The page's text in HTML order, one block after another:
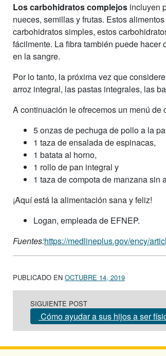
Los carbohidratos complejos incluyen
nueces, semillas y frutas. Estos
carbohidratos simples, estos
fácilmente. La fibra también puede
en la sangre.
Por lo tanto, la próxima vez que
arroz integral, las pastas integrales, las
A continuación le ofrecemos un menú
5 onzas de pechuga de pollo a la
1 taza de ensalada de espinacas,
1 batata al horno,
1 rollo de pan integral y
1 taza de compota de manzana sin
¡Aquí está la alimentación sana y feliz!
Logan, empleada de EFNEP.
Fuentes:https://medlineplus.gov/ency/
PUBLICADO EN OCTUBRE 14, 2019
Post navigation
SIGUIENTE POST
Cómo ayudar a sus hijos a ser